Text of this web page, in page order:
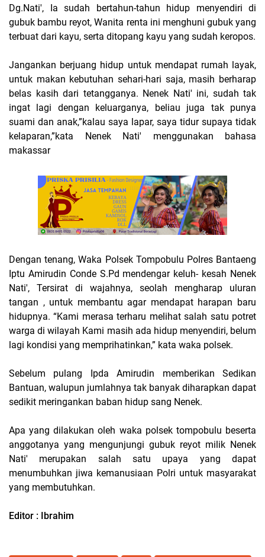
Dg.Nati', Ia sudah bertahun-tahun hidup menyendiri di
gubuk bambu reyot, Wanita renta ini menghuni gubuk yang
terbuat dari kayu, serta ditopang kayu yang sudah keropos.
Jangankan berjuang hidup untuk mendapat rumah layak,
untuk makan kebutuhan sehari-hari saja, masih berharap
belas kasih dari tetangganya. Nenek Nati' ini, sudah tak
ingat lagi dengan keluarganya, beliau juga tak punya
suami dan anak,”kalau saya lapar, saya tidur supaya tidak
kelaparan,”kata Nenek Nati' menggunakan bahasa
makassar
Dengan tenang, Waka Polsek Tompobulu Polres Bantaeng
Iptu Amirudin Conde S.Pd mendengar keluh- kesah Nenek
Nati', Tersirat di wajahnya, seolah mengharap uluran
tangan , untuk membantu agar mendapat harapan baru
hidupnya. “Kami merasa terharu melihat salah satu potret
warga di wilayah Kami masih ada hidup menyendiri, belum
lagi kondisi yang memprihatinkan,” kata waka polsek.
Sebelum pulang Ipda Amirudin memberikan Sedikan
Bantuan, walupun jumlahnya tak banyak diharapkan dapat
sedikit meringankan baban hidup sang Nenek.
Apa yang dilakukan oleh waka polsek tompobulu beserta
anggotanya yang mengunjungi gubuk reyot milik Nenek
Nati' merupakan salah satu upaya yang dapat
menumbuhkan jiwa kemanusiaan Polri untuk masyarakat
yang membutuhkan.
Editor : Ibrahim